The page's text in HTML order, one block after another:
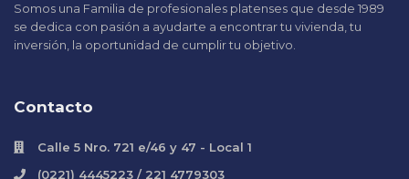
Somos una Familia de profesionales platenses que desde 1989
se dedica con pasión a ayudarte a encontrar tu vivienda, tu
inversión, la oportunidad de cumplir tu objetivo.
Contacto
Calle 5 Nro. 721 e/46 y 47 - Local 1
(0221) 4445223 / 221 4779303